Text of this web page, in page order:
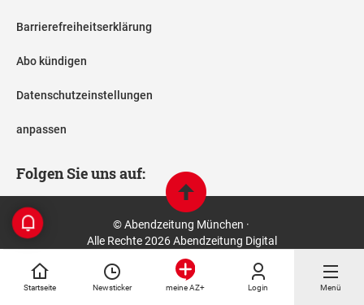
Startseite Newsticker meine AZ+ Login Menü
Barrierefreiheitserklärung
Abo kündigen
Datenschutzeinstellungen
anpassen
Folgen Sie uns auf:
© Abendzeitung München ·
Alle Rechte 2026 Abendzeitung Digital